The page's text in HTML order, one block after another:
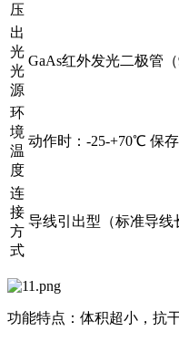
压
出
光
光
源
GaAs红外发光二极管（
环
境
温
度
动作时：-25-+70℃ 保
连
接
方
式
导线引出型（标准导线
功能特点：体积超小，抗